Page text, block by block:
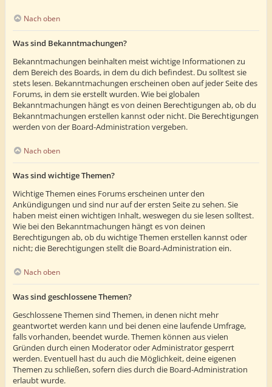
Nach oben
Was sind Bekanntmachungen?
Bekanntmachungen beinhalten meist wichtige Informationen zu
dem Bereich des Boards, in dem du dich befindest. Du solltest sie
stets lesen. Bekanntmachungen erscheinen oben auf jeder Seite des
Forums, in dem sie erstellt wurden. Wie bei globalen
Bekanntmachungen hängt es von deinen Berechtigungen ab, ob du
Bekanntmachungen erstellen kannst oder nicht. Die Berechtigungen
werden von der Board-Administration vergeben.
Nach oben
Was sind wichtige Themen?
Wichtige Themen eines Forums erscheinen unter den
Ankündigungen und sind nur auf der ersten Seite zu sehen. Sie
haben meist einen wichtigen Inhalt, weswegen du sie lesen solltest.
Wie bei den Bekanntmachungen hängt es von deinen
Berechtigungen ab, ob du wichtige Themen erstellen kannst oder
nicht; die Berechtigungen stellt die Board-Administration ein.
Nach oben
Was sind geschlossene Themen?
Geschlossene Themen sind Themen, in denen nicht mehr
geantwortet werden kann und bei denen eine laufende Umfrage,
falls vorhanden, beendet wurde. Themen können aus vielen
Gründen durch einen Moderator oder Administrator gesperrt
werden. Eventuell hast du auch die Möglichkeit, deine eigenen
Themen zu schließen, sofern dies durch die Board-Administration
erlaubt wurde.